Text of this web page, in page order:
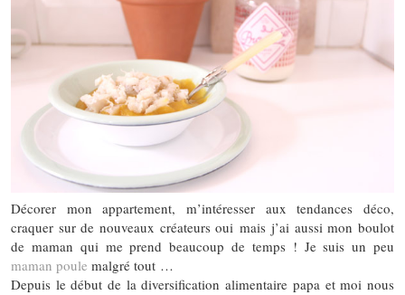
Décorer mon appartement, m’intéresser aux tendances déco,
craquer sur de nouveaux créateurs oui mais j’ai aussi mon boulot
de maman qui me prend beaucoup de temps ! Je suis un peu
maman poule malgré tout …
Depuis le début de la diversification alimentaire papa et moi nous